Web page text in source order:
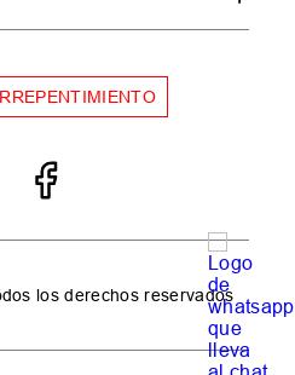
los derechos reservados